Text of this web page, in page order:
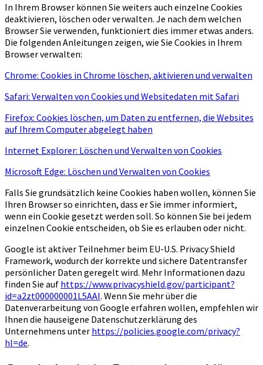
In Ihrem Browser können Sie weiters auch einzelne Cookies
deaktivieren, löschen oder verwalten. Je nach dem welchen
Browser Sie verwenden, funktioniert dies immer etwas anders.
Die folgenden Anleitungen zeigen, wie Sie Cookies in Ihrem
Browser verwalten:
Chrome: Cookies in Chrome löschen, aktivieren und verwalten
Safari: Verwalten von Cookies und Websitedaten mit Safari
Firefox: Cookies löschen, um Daten zu entfernen, die Websites
auf Ihrem Computer abgelegt haben
Internet Explorer: Löschen und Verwalten von Cookies
Microsoft Edge: Löschen und Verwalten von Cookies
Falls Sie grundsätzlich keine Cookies haben wollen, können Sie
Ihren Browser so einrichten, dass er Sie immer informiert,
wenn ein Cookie gesetzt werden soll. So können Sie bei jedem
einzelnen Cookie entscheiden, ob Sie es erlauben oder nicht.
Google ist aktiver Teilnehmer beim EU-U.S. Privacy Shield
Framework, wodurch der korrekte und sichere Datentransfer
persönlicher Daten geregelt wird. Mehr Informationen dazu
finden Sie auf https://www.privacyshield.gov/participant?
id=a2zt000000001L5AAI. Wenn Sie mehr über die
Datenverarbeitung von Google erfahren wollen, empfehlen wir
Ihnen die hauseigene Datenschutzerklärung des
Unternehmens unter https://policies.google.com/privacy?
hl=de.